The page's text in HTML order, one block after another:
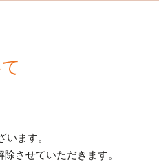
ます。
させていただきます。